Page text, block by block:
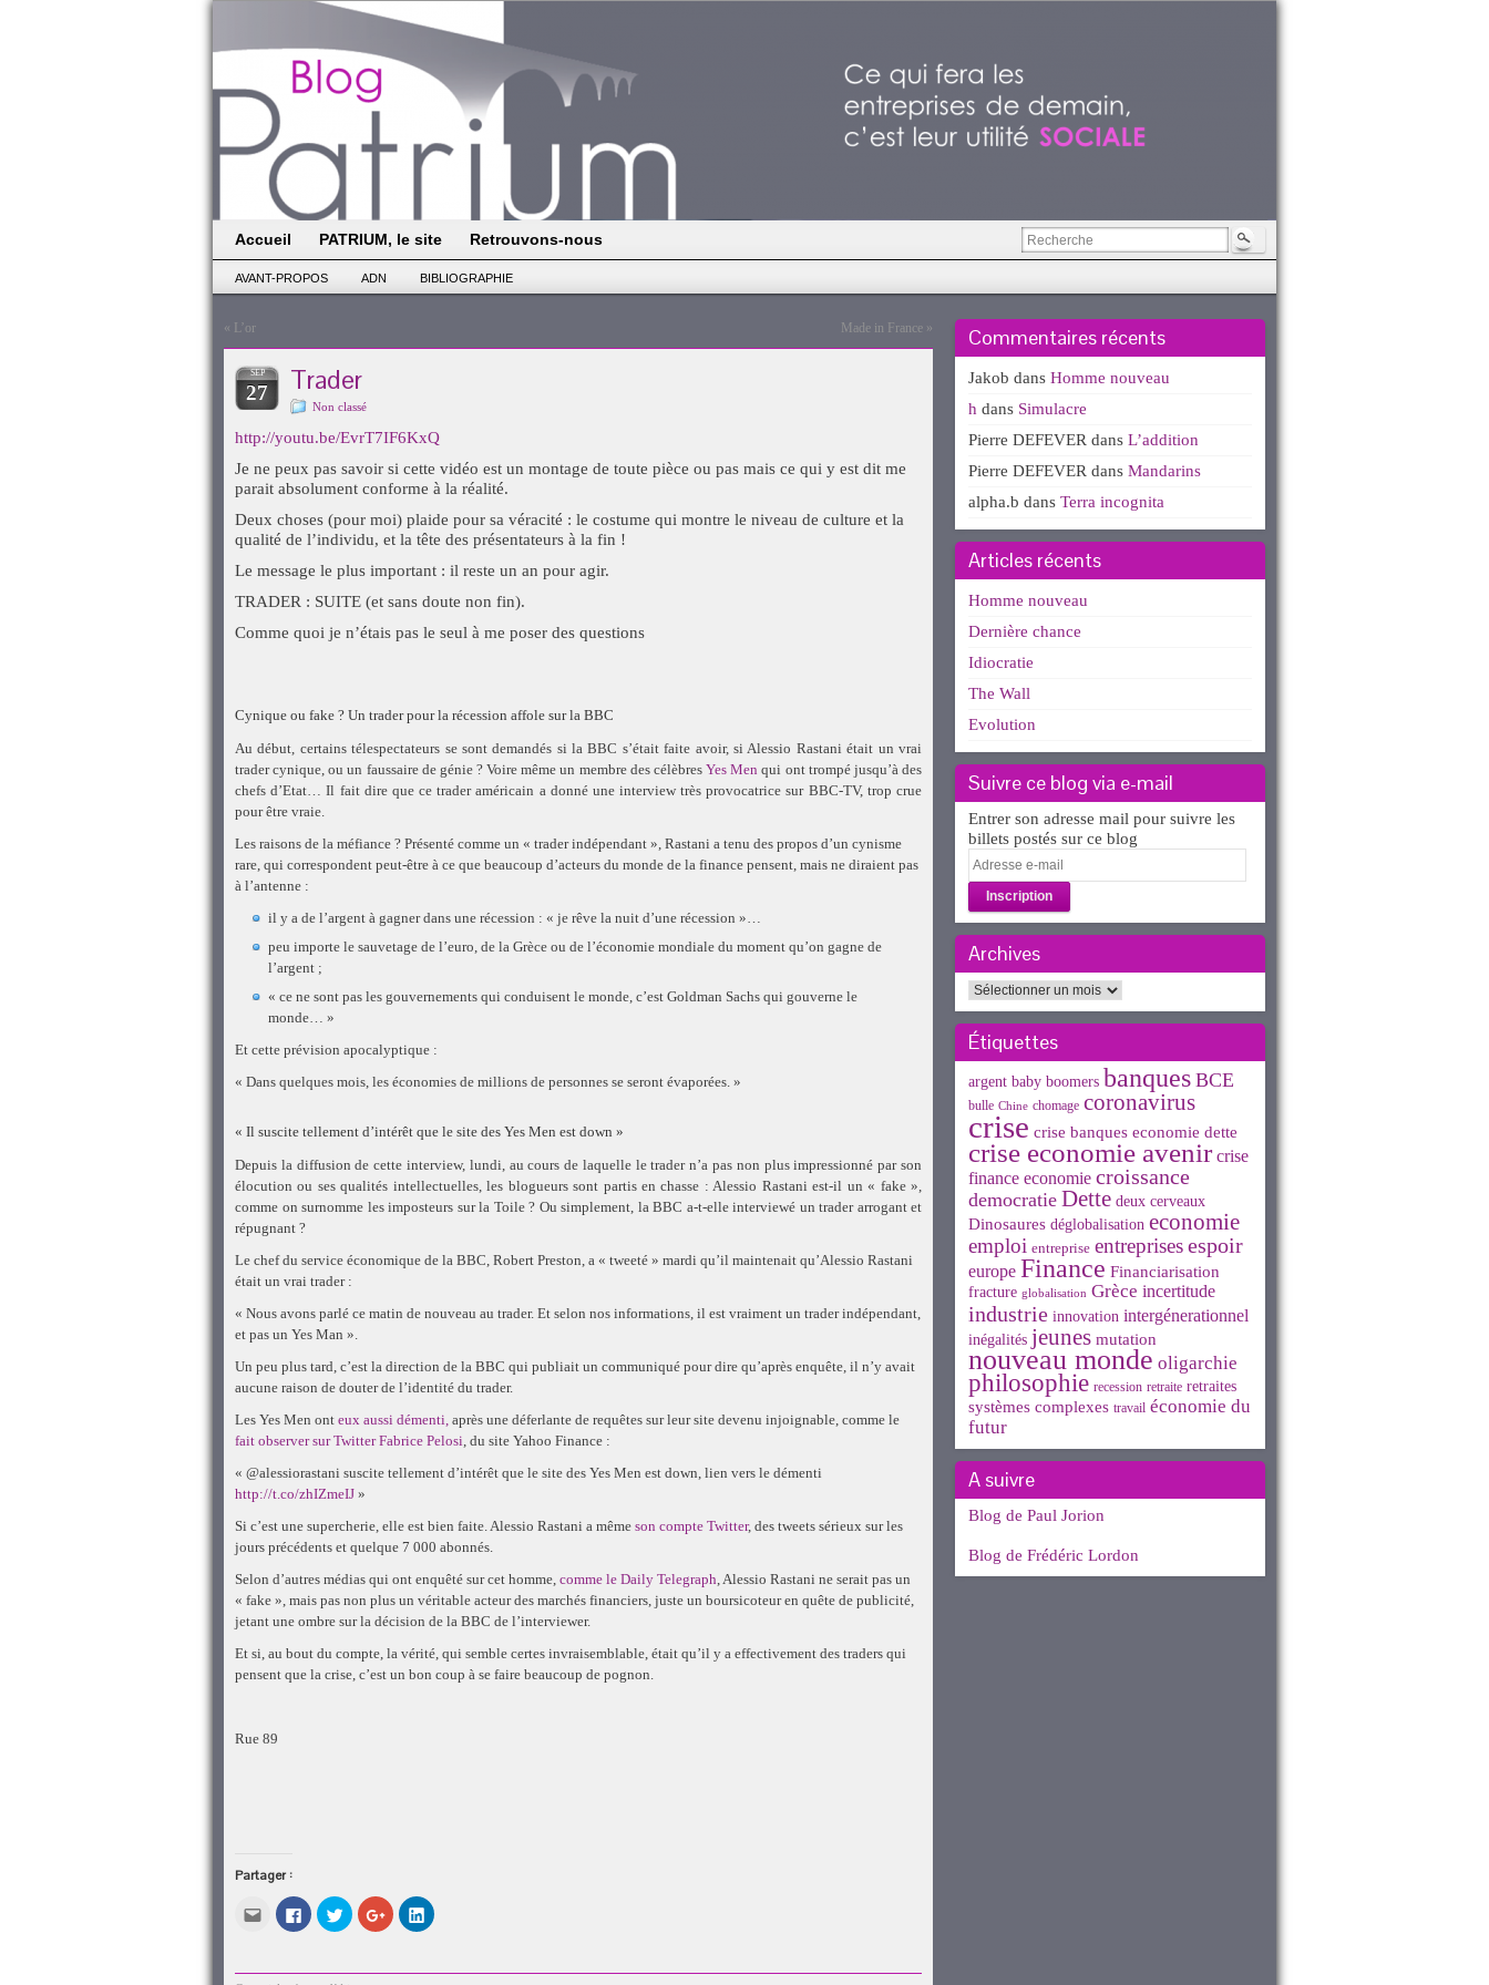
Accueil PATRIUM, le site Retrouvons-nous
AVANT-PROPOS ADN BIBLIOGRAPHIE
« L’or Made in France »
SEP
27 Trader
Non classé
http://youtu.be/EvrT7IF6KxQ
Je ne peux pas savoir si cette vidéo est un montage de toute pièce ou pas mais ce qui y est dit me
parait absolument conforme à la réalité.
Deux choses (pour moi) plaide pour sa véracité : le costume qui montre le niveau de culture et la
qualité de l’individu, et la tête des présentateurs à la fin !
Le message le plus important : il reste un an pour agir.
TRADER : SUITE (et sans doute non fin).
Comme quoi je n’étais pas le seul à me poser des questions
Cynique ou fake ? Un trader pour la récession affole sur la BBC
Au début, certains télespectateurs se sont demandés si la BBC s’était faite avoir, si Alessio Rastani était un vrai
trader cynique, ou un faussaire de génie ? Voire même un membre des célèbresYes Men qui ont trompé jusqu’à des
chefs d’Etat… Il fait dire que ce trader américain a donné une interview très provocatrice sur BBC-TV, trop crue
pour être vraie.
Les raisons de la méfiance ? Présenté comme un « trader indépendant », Rastani a tenu des propos d’un cynisme
rare, qui correspondent peut-être à ce que beaucoup d’acteurs du monde de la finance pensent, mais ne diraient pas
à l’antenne :
il y a de l’argent à gagner dans une récession : « je rêve la nuit d’une récession »…
peu importe le sauvetage de l’euro, de la Grèce ou de l’économie mondiale du moment qu’on gagne de
l’argent ;
« ce ne sont pas les gouvernements qui conduisent le monde, c’est Goldman Sachs qui gouverne le
monde… »
Et cette prévision apocalyptique :
« Dans quelques mois, les économies de millions de personnes se seront évaporées. »
« Il suscite tellement d’intérêt que le site des Yes Men est down »
Depuis la diffusion de cette interview, lundi, au cours de laquelle le trader n’a pas non plus impressionné par son
élocution ou ses qualités intellectuelles, les blogueurs sont partis en chasse : Alessio Rastani est-il un « fake »,
comme on surnomme les imposteurs sur la Toile ? Ou simplement, la BBC a-t-elle interviewé un trader arrogant et
répugnant ?
Le chef du service économique de la BBC, Robert Preston, a « tweeté » mardi qu’il maintenait qu’Alessio Rastani
était un vrai trader :
« Nous avons parlé ce matin de nouveau au trader. Et selon nos informations, il est vraiment un trader indépendant,
et pas un Yes Man ».
Un peu plus tard, c’est la direction de la BBC qui publiait un communiqué pour dire qu’après enquête, il n’y avait
aucune raison de douter de l’identité du trader.
Les Yes Men ont eux aussi démenti, après une déferlante de requêtes sur leur site devenu injoignable, comme le
fait observer sur Twitter Fabrice Pelosi, du site Yahoo Finance :
« @alessiorastani suscite tellement d’intérêt que le site des Yes Men est down, lien vers le démenti
http://t.co/zhIZmeIJ »
Si c’est une supercherie, elle est bien faite. Alessio Rastani a même son compte Twitter, des tweets sérieux sur les
jours précédents et quelque 7 000 abonnés.
Selon d’autres médias qui ont enquêté sur cet homme, comme le Daily Telegraph, Alessio Rastani ne serait pas un
« fake », mais pas non plus un véritable acteur des marchés financiers, juste un boursicoteur en quête de publicité,
jetant une ombre sur la décision de la BBC de l’interviewer.
Et si, au bout du compte, la vérité, qui semble certes invraisemblable, était qu’il y a effectivement des traders qui
pensent que la crise, c’est un bon coup à se faire beaucoup de pognon.
Rue 89
Partager :
Cliquez
pour
envoyer
mail
Cliquez
pour
partager
dans
Cliquez
pour
partager
dans
Cliquez
pour
partager
(ouvre
Cliquez
pour
dans
Commentaires récents
Jakob dans Homme nouveau
h dans Simulacre
Pierre DEFEVER dans L’addition
Pierre DEFEVER dans Mandarins
alpha.b dans Terra incognita
Articles récents
Homme nouveau
Dernière chance
Idiocratie
The Wall
Evolution
Suivre ce blog via e-mail
Entrer son adresse mail pour suivre les
billets postés sur ce blog
Adresse
e-
mail
Archives
Archives
Étiquettes
argent baby boomers banques BCE
bulle Chine chomage coronavirus
crise crise banques economie dette
crise economie avenir crise
finance economie croissance
democratie Dette deux cerveaux
Dinosaures déglobalisation economie
emploi entreprise entreprisesespoir
europe Finance Financiarisation
fracture globalisation Grèce incertitude
industrie innovation intergénerationnel
inégalités jeunes mutation
nouveau monde oligarchie
philosophie recession retraite retraites
systèmes complexes travail économie du
futur
A suivre
Blog de Paul Jorion
Blog de Frédéric Lordon